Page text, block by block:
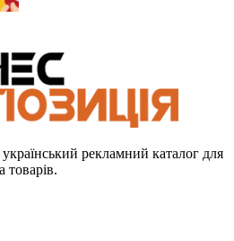
рекламний каталог для
товарів.